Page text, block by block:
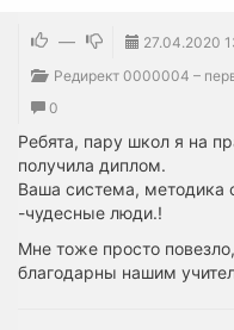
— 27.04.2020
Редирект 0000004 –
0
Ребята, пару школ я на
получила диплом.
Ваша система,
-чудесные люди.!
Мне тоже просто
благодарны нашим